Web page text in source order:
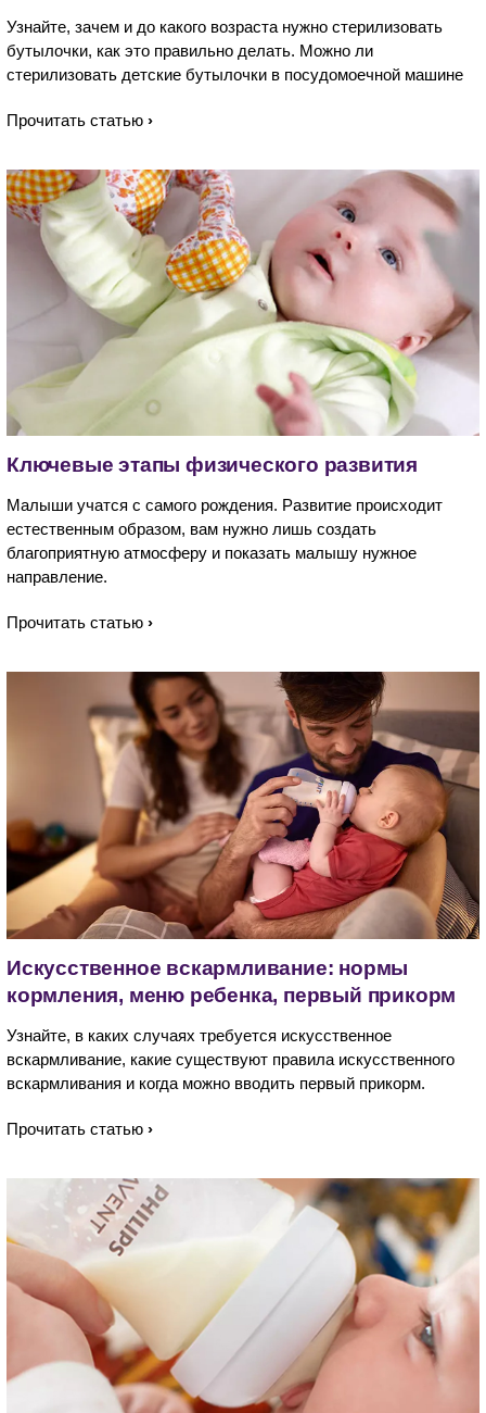
Узнайте, зачем и до какого возраста нужно стерилизовать
бутылочки, как это правильно делать. Можно ли
стерилизовать детские бутылочки в посудомоечной машине
Прочитать статью
Ключевые этапы физического развития
Малыши учатся с самого рождения. Развитие происходит
естественным образом, вам нужно лишь создать
благоприятную атмосферу и показать малышу нужное
направление.
Прочитать статью
Искусственное вскармливание: нормы
кормления, меню ребенка, первый прикорм
Узнайте, в каких случаях требуется искусственное
вскармливание, какие существуют правила искусственного
вскармливания и когда можно вводить первый прикорм.
Прочитать статью